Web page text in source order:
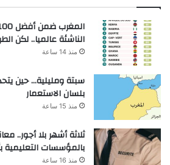
الناشئة عالميا.. لكن
منذ 14 ساعة
سبتة ومليلية… حين
بلسان الاستعمار
منذ 15 ساعة
ثلاثة أشهر بلا أجور..
بالمؤسسات التعليمية
منذ 16 ساعة